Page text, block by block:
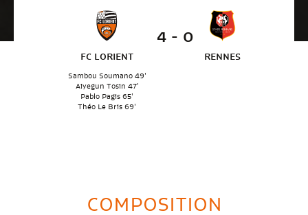
FC LORIENT
Sambou Soumano 49'
Aiyegun Tosin 47'
Pablo Pagis 65'
Théo Le Bris 69'
4 - 0
RENNES
COMPOSITION